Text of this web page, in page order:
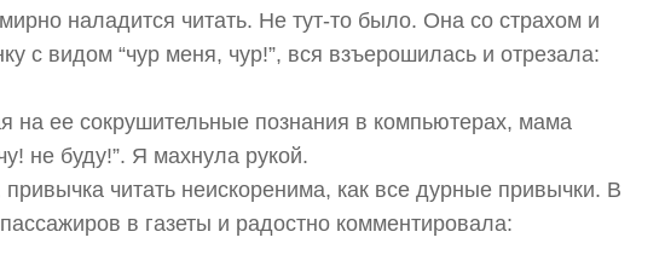
наладится читать. Не тут-то было. Она со страхом и
с видом “чур меня, чур!”, вся взъерошилась и отрезала:
на ее сокрушительные познания в компьютерах, мама
не буду!”. Я махнула рукой.
читать неискоренима, как все дурные привычки. В
в газеты и радостно комментировала: